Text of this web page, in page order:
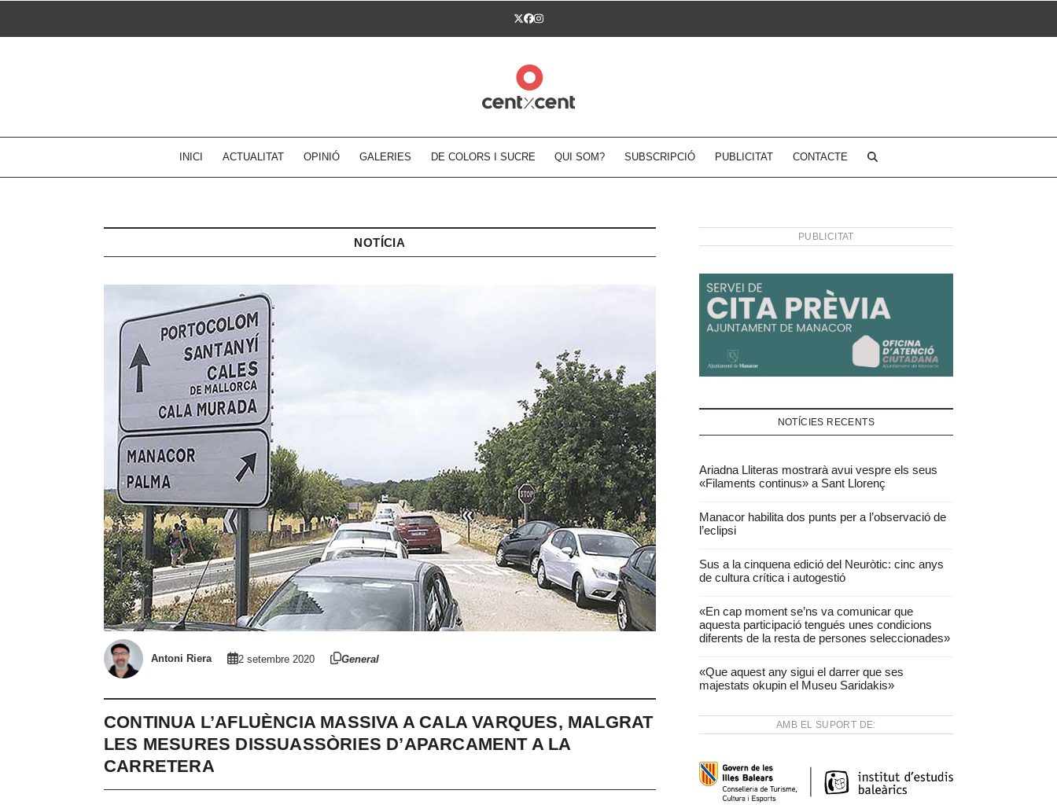
Twitter
Facebook
Instagram
INICI ACTUALITAT OPINIÓ GALERIES DE COLORS I SUCRE QUI SOM? SUBSCRIPCIÓ PUBLICITAT CONTACTE
NOTÍCIA
Antoni Riera 2 setembre 2020 General
CONTINUA L’AFLUÈNCIA MASSIVA A CALA VARQUES, MALGRAT
LES MESURES DISSUASSÒRIES D’APARCAMENT A LA
CARRETERA
PUBLICITAT
NOTÍCIES RECENTS
Ariadna Lliteras mostrarà avui vespre els seus
«Filaments continus» a Sant Llorenç
Manacor habilita dos punts per a l’observació de
l’eclipsi
Sus a la cinquena edició del Neuròtic: cinc anys
de cultura crítica i autogestió
«En cap moment se’ns va comunicar que
aquesta participació tengués unes condicions
diferents de la resta de persones seleccionades»
«Que aquest any sigui el darrer que ses
majestats okupin el Museu Saridakis»
AMB EL SUPORT DE: